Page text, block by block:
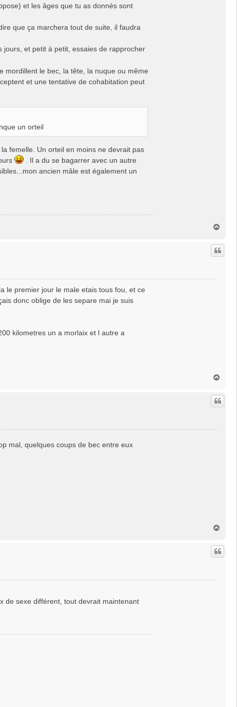
et les âges que tu as donnés sont
que ça marchera tout de suite, il faudra
jours, et petit à petit, essaies de rapprocher
mordillent le bec, la tête, la nuque ou même
et une tentative de cohabitation peut
un orteil
femelle. Un orteil en moins ne devrait pas
. Il a du se bagarrer avec un autre
ancien mâle est également un
u
le premier jour le male etais tous fou, et ce
donc oblige de les separe mai je suis
kilometres un a morlaix et l autre a
u
mal, quelques coups de bec entre eux
u
de sexe différent, tout devrait maintenant